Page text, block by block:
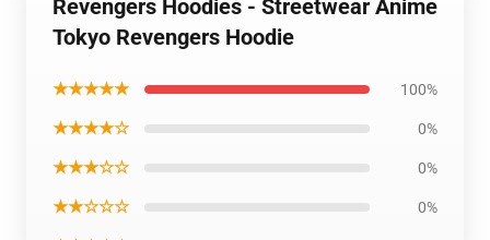
Revengers Hoodies - Streetwear Anime
Tokyo Revengers Hoodie
★★★★★ 100%
★★★★☆ 0%
★★★☆☆ 0%
★★☆☆☆ 0%